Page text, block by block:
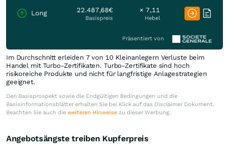
Long 22.487,68€
Basispreis
× 7,11
Hebel
Präsentiert von
Im Durchschnitt erleiden 7 von 10 Kleinanlegern Verluste beim
Handel mit Turbo-Zertifikaten. Turbo-Zertifikate sind hoch
risikoreiche Produkte und nicht für langfristige Anlagestrategien
geeignet.
Den Basisprospekt sowie die Endgültigen Bedingungen und die
Basisinformationsblätter erhalten Sie bei Klick auf das Disclaimer Dokument.
Beachten Sie auch die weiteren Hinweise zu dieser Werbung.
Angebotsängste treiben Kupferpreis